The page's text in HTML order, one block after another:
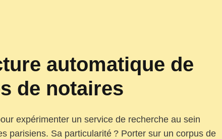
automatique de
de notaires
expérimenter un service de recherche au sein
parisiens. Sa particularité ? Porter sur un corpus de